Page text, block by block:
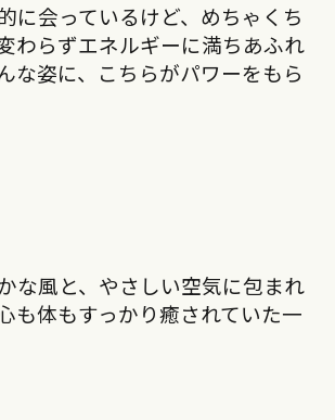
に会っているけど、めちゃくち
わらずエネルギーに満ちあふれ
な姿に、こちらがパワーをもら
な風と、やさしい空気に包まれ
も体もすっかり癒されていた一